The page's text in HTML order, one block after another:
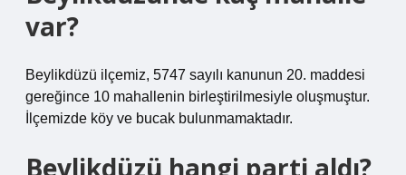
var?
Beylikdüzü ilçemiz, 5747 sayılı kanunun 20. maddesi
gereğince 10 mahallenin birleştirilmesiyle oluşmuştur.
İlçemizde köy ve bucak bulunmamaktadır.
Beylikdüzü hangi parti aldı?